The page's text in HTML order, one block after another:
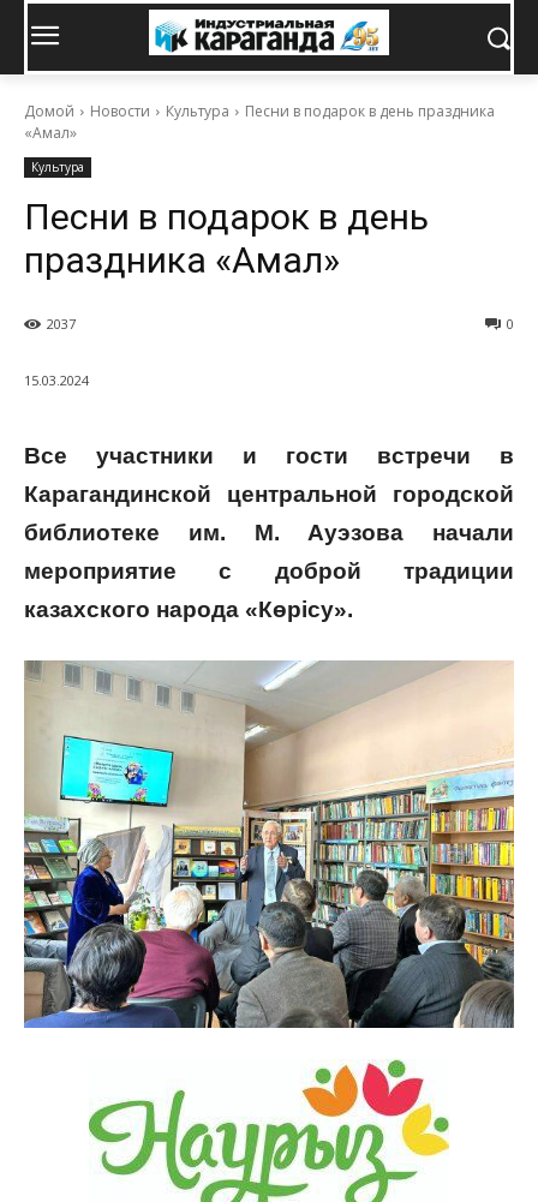
Домой Новости Культура
Песни в подарок в день праздника
«Амал»
Культура
Песни в подарок в день
праздника «Амал»
0
2037
15.03.2024
Все участники и гости встречи в
Карагандинской центральной городской
библиотеке им. М. Ауэзова начали
мероприятие с доброй традиции
казахского народа «Көрісу».